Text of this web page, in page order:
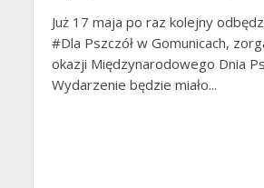
Już 17 maja po raz kolejny
#Dla Pszczół w Gomunicach,
okazji Międzynarodowego Dnia
Wydarzenie będzie miało...